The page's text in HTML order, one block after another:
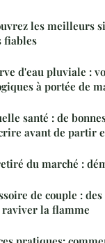
les meilleurs
fiables
d'eau pluviale :
à portée de
santé : de
avant de partir
du marché :
de couple :
la flamme